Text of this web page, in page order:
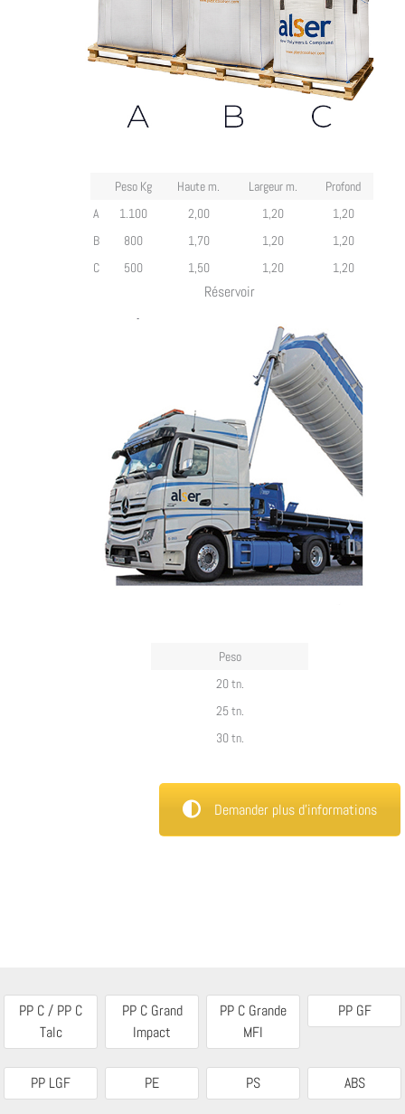
Peso Kg Haute m. Largeur m.
Profond
A
1.100 2,00 1,20
1,20
B
800 1,70 1,20
1,20
C
500 1,50 1,20 1,20
Réservoir
Peso
20 tn.
25 tn.
30 tn.
Demander plus d’informations
PP C / PP C
Talc
PP C Grand
Impact
PP C Grande
MFI
PP GF
PP LGF PE PS ABS